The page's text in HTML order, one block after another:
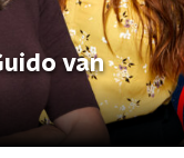
van